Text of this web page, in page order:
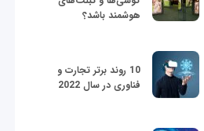
هوشمند باشد؟
10 روند برتر تجارت و
فناوری در سال 2022